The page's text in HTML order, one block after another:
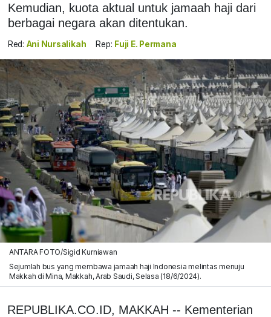
Kemudian, kuota aktual untuk jamaah haji dari
berbagai negara akan ditentukan.
Red: Ani Nursalikah Rep: Fuji E. Permana
ANTARA FOTO/Sigid Kurniawan
Sejumlah bus yang membawa jamaah haji Indonesia melintas menuju
Makkah di Mina, Makkah, Arab Saudi, Selasa (18/6/2024).
REPUBLIKA.CO.ID, MAKKAH -- Kementerian